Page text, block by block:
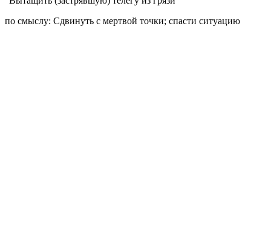
по смыслу: Сдвинуть с мертвой точки; спасти ситуацию